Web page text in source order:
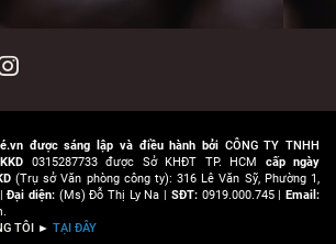
được sáng lập và điều hành bởi CÔNG TY TNHH
0315287733 được Sở KHĐT TP. HCM cấp ngày
(Trụ sở Văn phòng công ty): 316 Lê Văn Sỹ, Phường 1,
|Đại diện: (Ms) Đỗ Thị Ly Na | SĐT:0919.000.745 |Email:
TÔI ► TẠI ĐÂY